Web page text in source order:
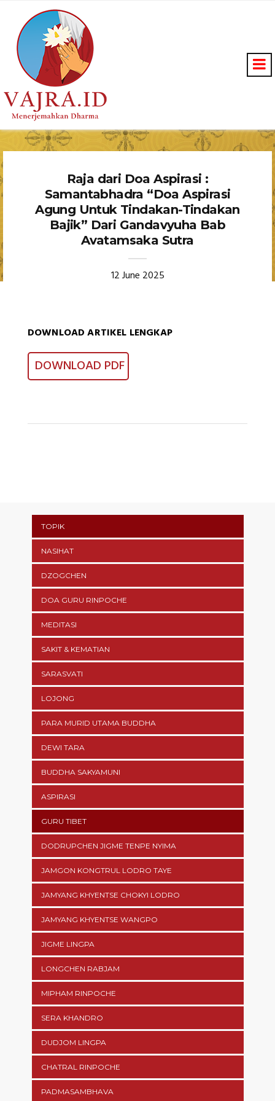
TOPIK
NASIHAT
DZOGCHEN
DOA GURU RINPOCHE
MEDITASI
SAKIT & KEMATIAN
SARASVATI
LOJONG
PARA MURID UTAMA BUDDHA
DEWI TARA
BUDDHA SAKYAMUNI
ASPIRASI
GURU TIBET
DODRUPCHEN JIGME TENPE NYIMA
JAMGON KONGTRUL LODRO TAYE
JAMYANG KHYENTSE CHOKYI LODRO
JAMYANG KHYENTSE WANGPO
JIGME LINGPA
LONGCHEN RABJAM
MIPHAM RINPOCHE
SERA KHANDRO
DUDJOM LINGPA
CHATRAL RINPOCHE
PADMASAMBHAVA
Raja dari Doa Aspirasi :
Samantabhadra “Doa Aspirasi
Agung Untuk Tindakan-Tindakan
Bajik” Dari Gandavyuha Bab
Avatamsaka Sutra
12 June 2025
DOWNLOAD ARTIKEL LENGKAP
DOWNLOAD PDF